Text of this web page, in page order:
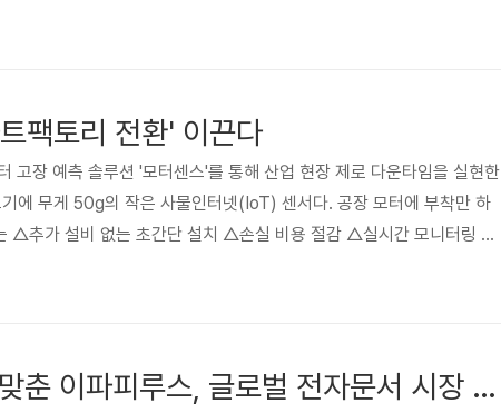
근 5년여의 개발 끝에 AI로 산업용 모터 고장을 정확히 예측하는 예지
팩토리 전환' 이끈다
고장 예측 솔루션 '모터센스'를 통해 산업 현장 제로 다운타임을 실현한
무게 50g의 작은 사물인터넷(IoT) 센서다. 공장 모터에 부착만 하
△추가 설비 없는 초간단 설치 △손실 비용 절감 △실시간 모니터링 서
특장점을 갖췄다. 이를 통해 현장의 값비싼 외산 예측정비 솔루션을
마지막 퍼즐 조각 맞춘 이파피루스, 글로벌 전자문서 시장 판 바꾼다